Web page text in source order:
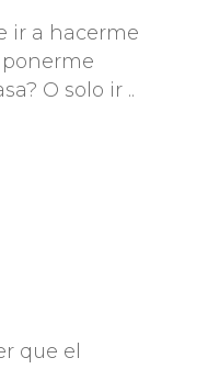
ir a hacerme
O solo ir ..
que el